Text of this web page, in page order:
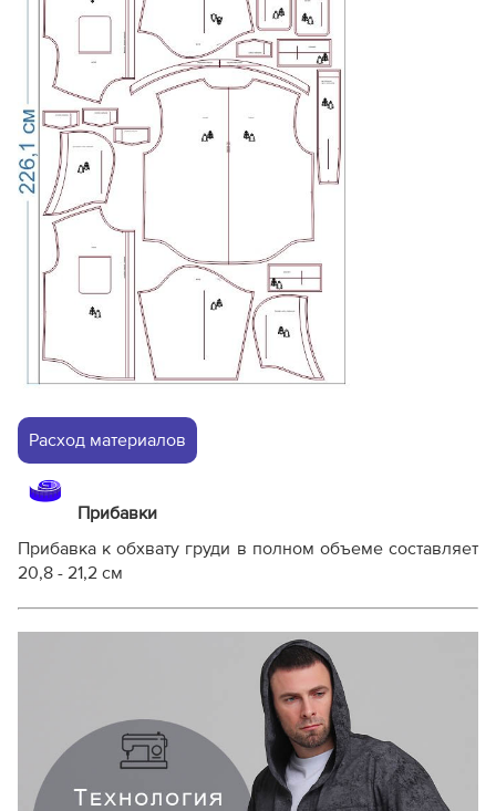
Расход материалов
Прибавки
Прибавка к обхвату груди в полном объеме составляет
20,8 - 21,2 см